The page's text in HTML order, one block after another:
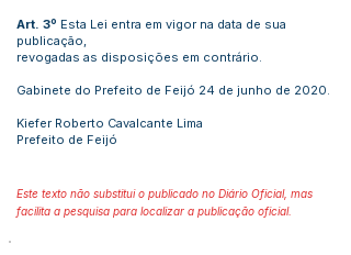
Art. 3º Esta Lei entra em vigor na data de sua
publicação,
revogadas as disposições em contrário.
Gabinete do Prefeito de Feijó 24 de junho de 2020.
Kiefer Roberto Cavalcante Lima
Prefeito de Feijó
Este texto não substitui o publicado no Diário Oficial, mas
facilita a pesquisa para localizar a publicação oficial.